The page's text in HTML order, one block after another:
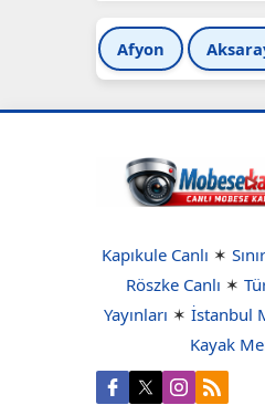
Afyon
Kapıkule Canlı ✶
Röszke Canlı ✶
Yayınları ✶ İstanbul
Kayak